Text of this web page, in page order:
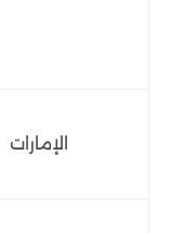
الإمارات